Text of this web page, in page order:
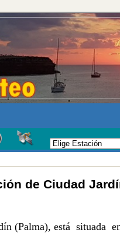
Se ruega a prensa y
de Ciudad
(Palma), está situada